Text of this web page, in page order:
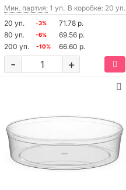
Мин. партия: 1 уп. В коробке: 20 уп.
20 уп.
-3%
71.78 р.
80 уп.
-6%
69.56 р.
200 уп.
-10% 66.60 р.
+
-